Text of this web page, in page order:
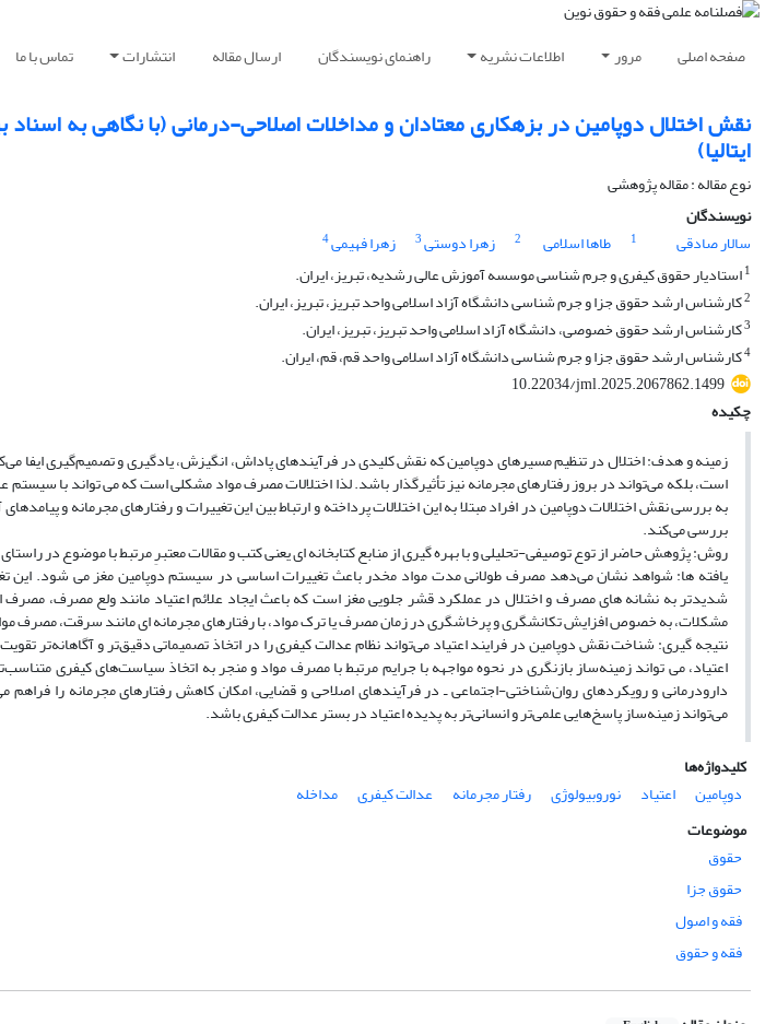
صفحه اصلی مرور اطلاعات نشریه راهنمای نویسندگان ارسال مقاله انتشارات تماس با ما
نقش اختلال دوپامین در بزهکاری معتادان و مداخلات اصلاحی-درمانی (با نگاهی به اسناد
ایتالیا)
نوع مقاله : مقاله پژوهشی
نویسندگان
سالار صادقی
1 طاها اسلامی 2 زهرا دوستی3 زهرا فهیمی4
1استادیار حقوق کیفری و جرم شناسی موسسه آموزش عالی رشدیه، تبریز، ایران.
2کارشناس ارشد حقوق جزا و جرم شناسی دانشگاه آزاد اسلامی واحد تبریز، تبریز، ایران.
3کارشناس ارشد حقوق خصوصی، دانشگاه آزاد اسلامی واحد تبریز، تبریز، ایران.
4کارشناس ارشد حقوق جزا و جرم شناسی دانشگاه آزاد اسلامی واحد قم، قم، ایران.
10.22034/jml.2025.2067862.1499
چکیده
زمینه و هدف: اختلال در تنظیم مسیرهای دوپامین که نقش کلیدی در فرآیندهای پاداش، انگیزش، یادگیری و تصمیم‌گیری ایفا
است، بلکه می‌تواند در بروز رفتارهای مجرمانه نیز تأثیرگذار باشد. لذا اختلالات مصرف مواد مشکلی است که می تواند با
به بررسی نقش اختلالات دوپامین در افراد مبتلا به این اختلالات پرداخته و ارتباط بین این تغییرات و رفتارهای مجرمانه و
بررسی می‌کند.
روش‌: پژوهش حاضر از توع توصیفی-تحلیلی و با بهره گیری از منابع کتابخانه ای یعنی کتب و مقالات معتبرِ مرتبط با موضوع در
یافته ها: شواهد نشان می‌دهد مصرف طولانی مدت مواد مخدر باعث تغییرات اساسی در سیستم دوپامین مغز می شود. این
شدیدتر به نشانه های مصرف و اختلال در عملکرد قشر جلویی مغز است که باعث ایجاد علائم اعتیاد مانند ولع مصرف،
مشکلات، به خصوص افزایش تکانشگری و پرخاشگری در زمان مصرف یا ترک مواد، با رفتارهای مجرمانه ای مانند سرقت، مصرف
نتیجه گیری: شناخت نقش دوپامین در فرایند اعتیاد می‌تواند نظام عدالت کیفری را در اتخاذ تصمیماتی دقیق‌تر و آگاهانه‌تر
اعتیاد، می تواند زمینه‌ساز بازنگری در نحوه مواجهه با جرایم مرتبط با مصرف مواد و منجر به اتخاذ سیاست‌های کیفری
دارودرمانی و رویکردهای روان‌شناختی-اجتماعی ـ در فرآیندهای اصلاحی و قضایی، امکان کاهش رفتارهای مجرمانه را
می‌تواند زمینه‌ساز پاسخ‌هایی علمی‌تر و انسانی‌تر به پدیده اعتیاد در بستر عدالت کیفری باشد.
کلیدواژه‌ها
دوپامین
اعتیاد نوروبیولوژی رفتار مجرمانه عدالت کیفری
مداخله
موضوعات
حقوق
حقوق جزا
فقه و اصول
فقه و حقوق